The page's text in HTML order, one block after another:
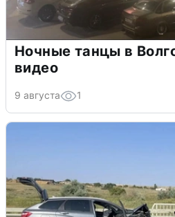
Ночные танцы в
видео
9 августа 1